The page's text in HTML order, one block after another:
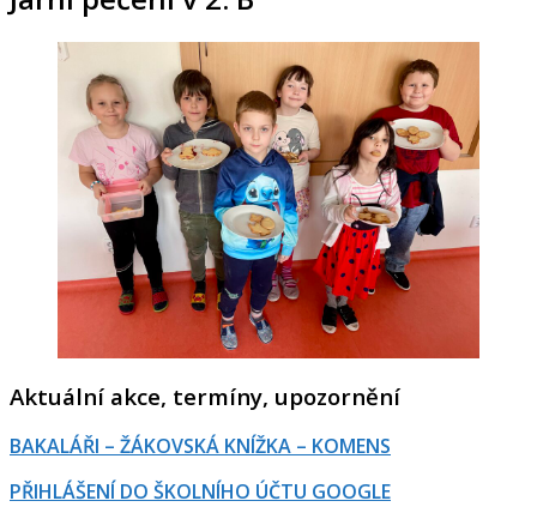
Aktuální akce, termíny, upozornění
BAKALÁŘI – ŽÁKOVSKÁ KNÍŽKA – KOMENS
PŘIHLÁŠENÍ DO ŠKOLNÍHO ÚČTU GOOGLE